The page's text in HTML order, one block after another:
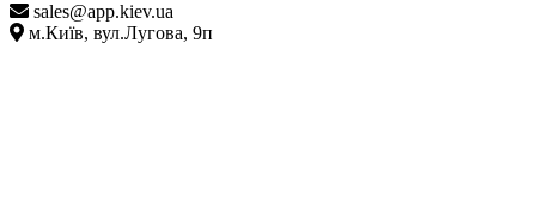
sales@app.kiev.ua
м.Київ, вул.Лугова, 9п